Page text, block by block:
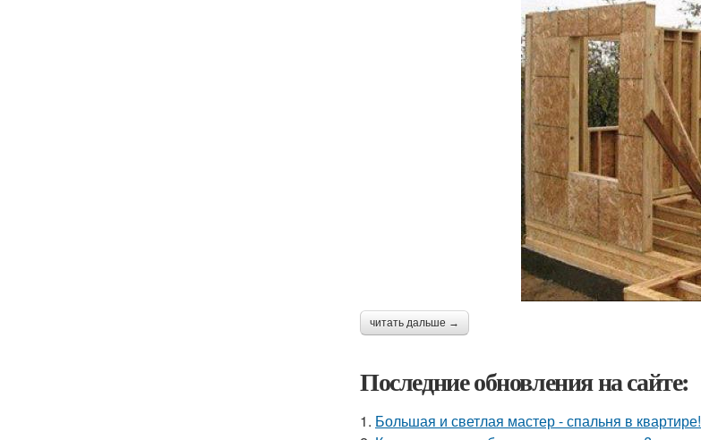
читать дальше →
Последние обновления на сайте:
1. Большая и светлая мастер - спальня в квартире!